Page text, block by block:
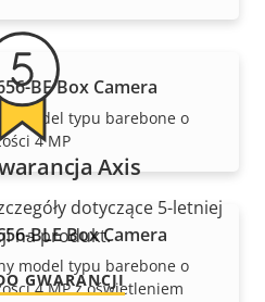
BE Box Camera
model typu barebone o
4 MP
BLE Box Camera
model typu barebone o
4 MP z oświetleniem
Axis
dotyczące 5-letniej
na produkt.
GWARANCJI